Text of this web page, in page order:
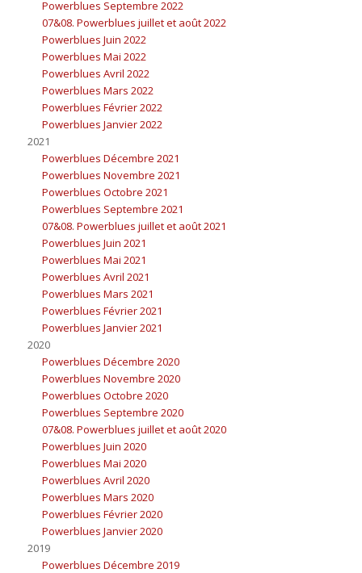
Powerblues Septembre 2022
07&08. Powerblues juillet et août 2022
Powerblues Juin 2022
Powerblues Mai 2022
Powerblues Avril 2022
Powerblues Mars 2022
Powerblues Février 2022
Powerblues Janvier 2022
2021
Powerblues Décembre 2021
Powerblues Novembre 2021
Powerblues Octobre 2021
Powerblues Septembre 2021
07&08. Powerblues juillet et août 2021
Powerblues Juin 2021
Powerblues Mai 2021
Powerblues Avril 2021
Powerblues Mars 2021
Powerblues Février 2021
Powerblues Janvier 2021
2020
Powerblues Décembre 2020
Powerblues Novembre 2020
Powerblues Octobre 2020
Powerblues Septembre 2020
07&08. Powerblues juillet et août 2020
Powerblues Juin 2020
Powerblues Mai 2020
Powerblues Avril 2020
Powerblues Mars 2020
Powerblues Février 2020
Powerblues Janvier 2020
2019
Powerblues Décembre 2019